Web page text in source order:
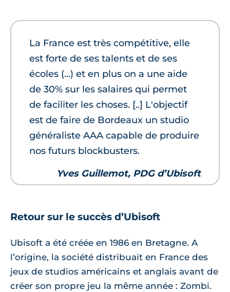
La France est très compétitive, elle
est forte de ses talents et de ses
écoles (...) et en plus on a une aide
de 30% sur les salaires qui permet
de faciliter les choses. [..] L'objectif
est de faire de Bordeaux un studio
généraliste AAA capable de produire
nos futurs blockbusters.
Yves Guillemot, PDG d’Ubisoft
Retour sur le succès d’Ubisoft
Ubisoft a été créée en 1986 en Bretagne. A
l’origine, la société distribuait en France des
jeux de studios américains et anglais avant de
créer son propre jeu la même année : Zombi.